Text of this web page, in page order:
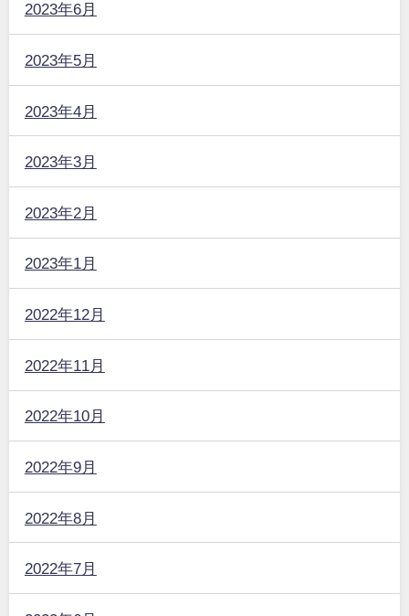
2023年6月
2023年5月
2023年4月
2023年3月
2023年2月
2023年1月
2022年12月
2022年11月
2022年10月
2022年9月
2022年8月
2022年7月